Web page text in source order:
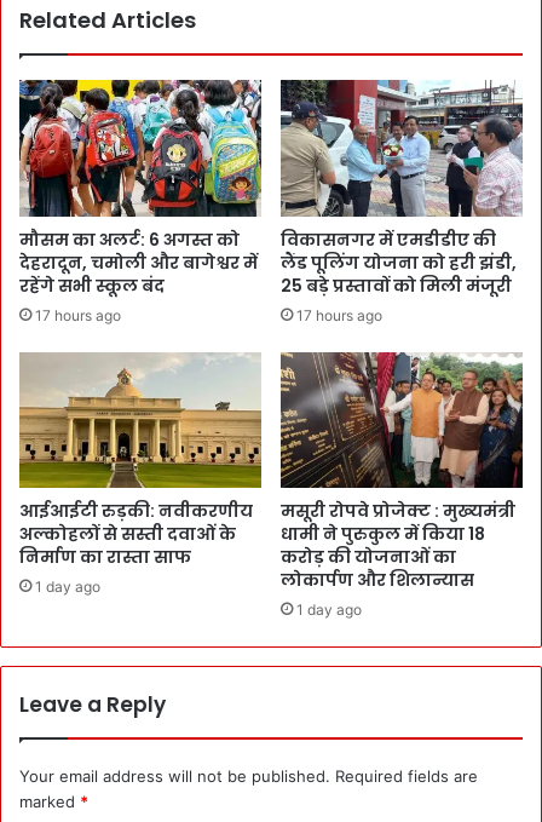
Related Articles
मौसम का अलर्ट: 6 अगस्त को
देहरादून, चमोली और बागेश्वर में
रहेंगे सभी स्कूल बंद
17 hours ago
विकासनगर में एमडीडीए की
लैंड पूलिंग योजना को हरी झंडी,
25 बड़े प्रस्तावों को मिली मंजूरी
17 hours ago
आईआईटी रुड़की: नवीकरणीय
अल्कोहलों से सस्ती दवाओं के
निर्माण का रास्ता साफ
1 day ago
मसूरी रोपवे प्रोजेक्ट : मुख्‍यमंत्री
धामी ने पुरुकुल में किया 18
करोड़ की योजनाओं का
लोकार्पण और शिलान्यास
1 day ago
Leave a Reply
Your email address will not be published. Required fields are
marked *